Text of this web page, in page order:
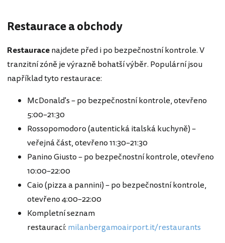
Restaurace a obchody
Restauracenajdete před i po bezpečnostní kontrole. V
tranzitní zóně je výrazně bohatší výběr. Populární jsou
například tyto restaurace:
McDonald's – po bezpečnostní kontrole, otevřeno
5:00–21:30
Rossopomodoro (autentická italská kuchyně) –
veřejná část, otevřeno 11:30–21:30
Panino Giusto – po bezpečnostní kontrole, otevřeno
10:00–22:00
Caio (pizza a pannini) – po bezpečnostní kontrole,
otevřeno 4:00–22:00
Kompletní seznam
restaurací: milanbergamoairport.it/restaurants